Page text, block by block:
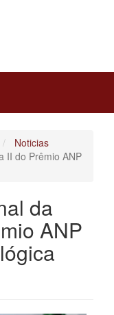
Noticias
II do Prêmio ANP
da
ANP